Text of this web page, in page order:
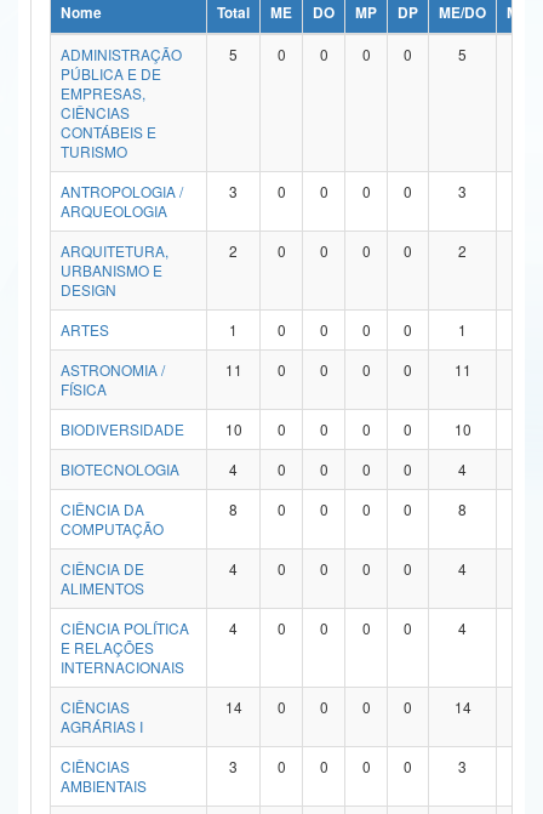
Ministério da Ciência, Tecnologia, Inovações e Comunicações
Ministério do Meio Ambiente
Ministério do Turismo
Ministério do Desenvolvimento Regional
Controladoria-Geral da União
Ministério da Mulher, da Família e dos Direitos Humanos
Secretaria de Governo
Advocacia-Geral da União
Banco Central do Brasil
Nome Total ME DO MP DP ME/DO
MP/
ADMINISTRAÇÃO
PÚBLICA E DE
EMPRESAS,
CIÊNCIAS
CONTÁBEIS E
TURISMO
5 0 0 0 0 5
ANTROPOLOGIA /
ARQUEOLOGIA
3 0 0 0 0 3
ARQUITETURA,
URBANISMO E
DESIGN
2 0 0 0 0 2
ARTES 1 0 0 0 0 1
ASTRONOMIA /
FÍSICA
11 0 0 0 0 11
BIODIVERSIDADE 10 0 0 0 0 10
BIOTECNOLOGIA
4 0 0 0 0 4
CIÊNCIA DA
COMPUTAÇÃO
8 0 0 0 0 8
CIÊNCIA DE
ALIMENTOS
4 0 0 0 0 4
CIÊNCIA POLÍTICA
E RELAÇÕES
INTERNACIONAIS
4 0 0 0 0 4
CIÊNCIAS
AGRÁRIAS I
14 0 0 0 0 14
CIÊNCIAS
AMBIENTAIS
3 0 0 0 0 3